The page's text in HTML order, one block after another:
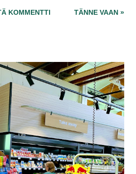
ele, mutta kokonaisuudessa
KOMMENTTI TÄNNE VAAN »